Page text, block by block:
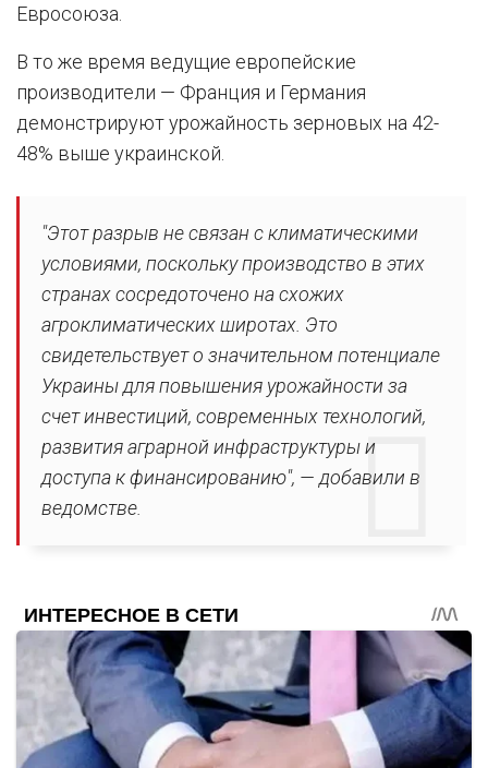
Евросоюза.
В то же время ведущие европейские
производители — Франция и Германия
демонстрируют урожайность зерновых на 42-
48% выше украинской.
"Этот разрыв не связан с климатическими
условиями, поскольку производство в этих
странах сосредоточено на схожих
агроклиматических широтах. Это
свидетельствует о значительном потенциале
Украины для повышения урожайности за
счет инвестиций, современных технологий,
развития аграрной инфраструктуры и
доступа к финансированию", — добавили в
ведомстве.